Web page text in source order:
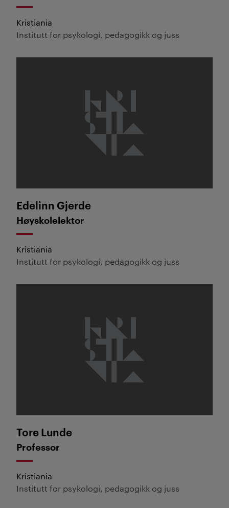
Kristiania
Institutt for psykologi, pedagogikk og juss
Edelinn Gjerde
Høyskolelektor
Kristiania
Institutt for psykologi, pedagogikk og juss
Tore Lunde
Professor
Kristiania
Institutt for psykologi, pedagogikk og juss